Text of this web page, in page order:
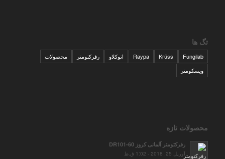
تگ ها
Fungilab
Krüss
Raypa اتوکلاو رفرکتومتر
محصولات
ویسکومتر
محصولات تازه
رفرکتومتر آلمانی کروز DR101-60
آوریل 25, 2018 - 1:02 ق.ظ